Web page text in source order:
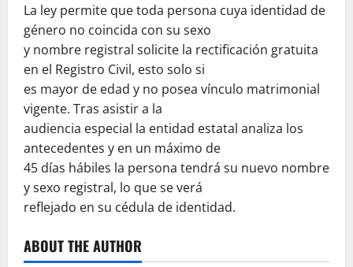
La ley permite que toda persona cuya identidad de
género no coincida con su sexo
y nombre registral solicite la rectificación gratuita
en el Registro Civil, esto solo si
es mayor de edad y no posea vínculo matrimonial
vigente. Tras asistir a la
audiencia especial la entidad estatal analiza los
antecedentes y en un máximo de
45 días hábiles la persona tendrá su nuevo nombre
y sexo registral, lo que se verá
reflejado en su cédula de identidad.
ABOUT THE AUTHOR